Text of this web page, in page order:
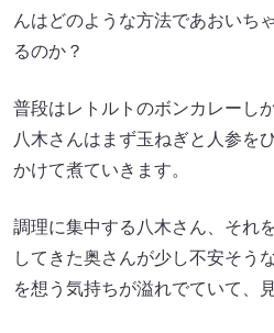
んはどのような方法であおいち
るのか？
普段はレトルトのボンカレーし
八木さんはまず玉ねぎと人参を
かけて煮ていきます。
調理に集中する八木さん、それ
してきた奥さんが少し不安そう
を想う気持ちが溢れでていて、